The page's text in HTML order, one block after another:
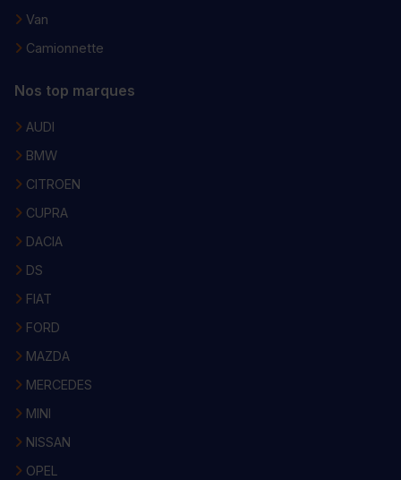
Van
Camionnette
Nos top marques
AUDI
BMW
CITROEN
CUPRA
DACIA
DS
FIAT
FORD
MAZDA
MERCEDES
MINI
NISSAN
OPEL